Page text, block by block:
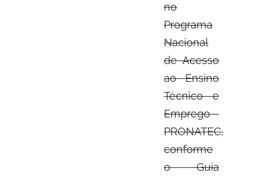
no
Programa
Nacional
de Acesso
ao Ensino
Técnico e
Emprego -
PRONATEC,
conforme
o Guia